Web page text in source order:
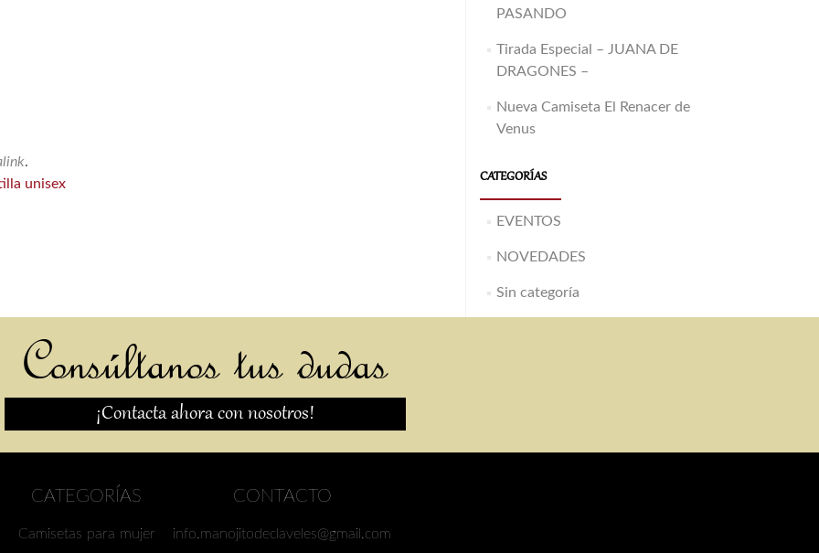
.
unisex
PASANDO
Tirada Especial – JUANA DE
DRAGONES –
Nueva Camiseta El Renacer de
Venus
CATEGORÍAS
EVENTOS
NOVEDADES
Sin categoría
Consúltanos tus dudas
¡Contacta ahora con nosotros!
CATEGORÍAS
Camisetas para mujer
CONTACTO
info.manojitodeclaveles@gmail.com